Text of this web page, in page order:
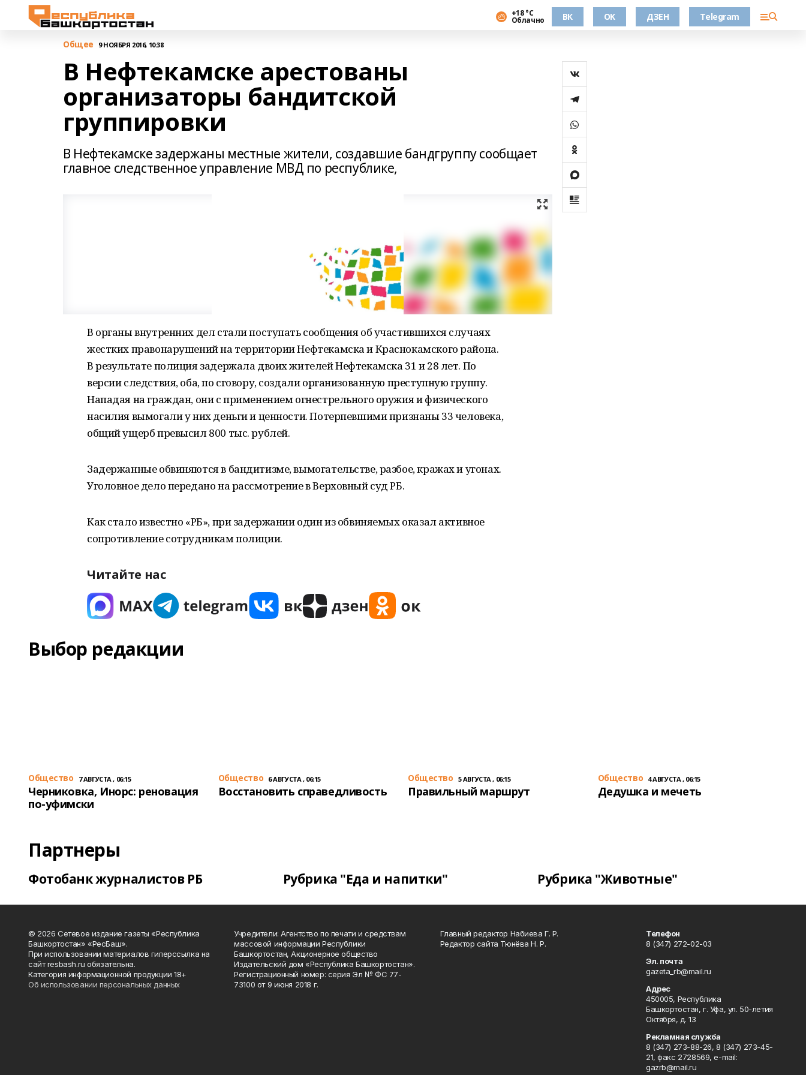
+18 °С
Облачно ВК OK ДЗЕН Telegram
Общее 9 НОЯБРЯ 2016, 10:38
В Нефтекамске арестованы
организаторы бандитской
группировки
В Нефтекамске задержаны местные жители, создавшие бандгруппу сообщает
главное следственное управление МВД по республике,
В органы внутренних дел стали поступать сообщения об участившихся случаях
жестких правонарушений на территории Нефтекамска и Краснокамского района.
В результате полиция задержала двоих жителей Нефтекамска 31 и 28 лет. По
версии следствия, оба, по сговору, создали организованную преступную группу.
Нападая на граждан, они с применением огнестрельного оружия и физического
насилия вымогали у них деньги и ценности. Потерпевшими признаны 33 человека,
общий ущерб превысил 800 тыс. рублей.
Задержанные обвиняются в бандитизме, вымогательстве, разбое, кражах и угонах.
Уголовное дело передано на рассмотрение в Верховный суд РБ.
Как стало известно «РБ», при задержании один из обвиняемых оказал активное
сопротивление сотрудникам полиции.
Читайте нас
Выбор редакции
Общество 7 АВГУСТА , 06:15
Черниковка, Инорс: реновация
по-уфимски
Общество 6 АВГУСТА , 06:15
Восстановить справедливость
Общество 5 АВГУСТА , 06:15
Правильный маршрут
Общество 4 АВГУСТА , 06:15
Дедушка и мечеть
Партнеры
Фотобанк журналистов РБ Рубрика "Еда и напитки" Рубрика "Животные"
© 2026 Сетевое издание газеты «Республика
Башкортостан» «РесБаш».
При использовании материалов гиперссылка на
сайт resbash.ru обязательна.
Категория информационной продукции 18+
Об использовании персональных данных
Учредители: Агентство по печати и средствам
массовой информации Республики
Башкортостан, Акционерное общество
Издательский дом «Республика Башкортостан».
Регистрационный номер: серия Эл № ФС 77-
73100 от 9 июня 2018 г.
Главный редактор Набиева Г. Р.
Редактор сайта Тюнёва Н. Р.
Телефон
8 (347) 272-02-03
Эл. почта
gazeta_rb@mail.ru
Адрес
450005, Республика
Башкортостан, г. Уфа, ул. 50-летия
Октября, д. 13
Рекламная служба
8 (347) 273-88-26, 8 (347) 273-45-
21, факс 2728569, e-mail:
gazrb@mail.ru